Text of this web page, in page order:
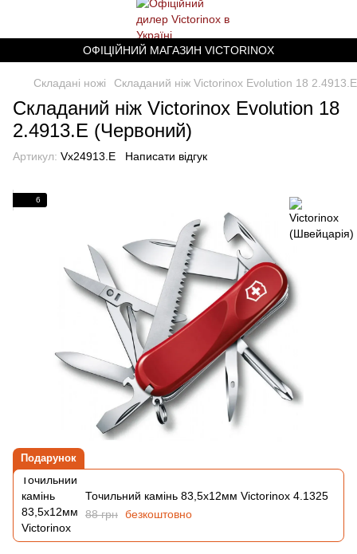
ОФІЦІЙНИЙ МАГАЗИН VICTORINOX
Складані ножі Складаний ніж Victorinox Evolution 18
Складаний ніж Victorinox Evolution 18
2.4913.E (Червоний)
Артикул: Vx24913.E Написати відгук
6
Подарунок
Точильний камінь 83,5х12мм Victorinox 4.1325
88 грн безкоштовно